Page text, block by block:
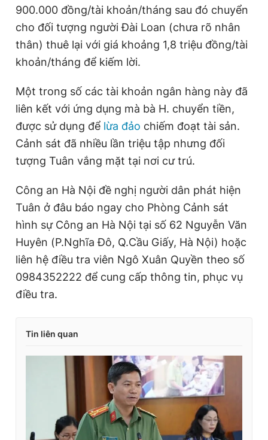
900.000 đồng/tài khoản/tháng sau đó chuyển
cho đối tượng người Đài Loan (chưa rõ nhân
thân) thuê lại với giá khoảng 1,8 triệu đồng/tài
khoản/tháng để kiếm lời.
Một trong số các tài khoản ngân hàng này đã
liên kết với ứng dụng mà bà H. chuyển tiền,
được sử dụng để lừa đảo chiếm đoạt tài sản.
Cảnh sát đã nhiều lần triệu tập nhưng đối
tượng Tuân vắng mặt tại nơi cư trú.
Công an Hà Nội đề nghị người dân phát hiện
Tuân ở đâu báo ngay cho Phòng Cảnh sát
hình sự Công an Hà Nội tại số 62 Nguyễn Văn
Huyên (P.Nghĩa Đô, Q.Cầu Giấy, Hà Nội) hoặc
liên hệ điều tra viên Ngô Xuân Quyền theo số
0984352222 để cung cấp thông tin, phục vụ
điều tra.
Tin liên quan